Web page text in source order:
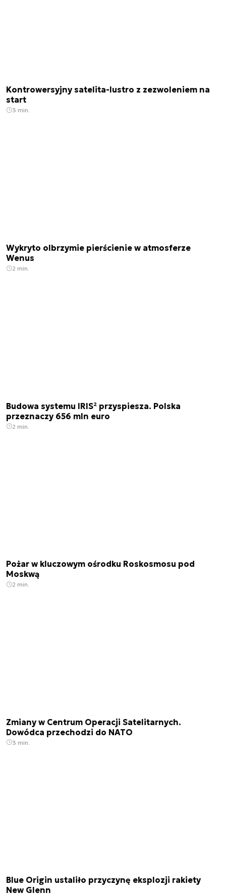
Kontrowersyjny satelita-lustro z zezwoleniem na
start
3 min.
Wykryto olbrzymie pierścienie w atmosferze
Wenus
2 min.
Budowa systemu IRIS² przyspiesza. Polska
przeznaczy 656 mln euro
2 min.
Pożar w kluczowym ośrodku Roskosmosu pod
Moskwą
2 min.
Zmiany w Centrum Operacji Satelitarnych.
Dowódca przechodzi do NATO
3 min.
Blue Origin ustaliło przyczynę eksplozji rakiety
New Glenn